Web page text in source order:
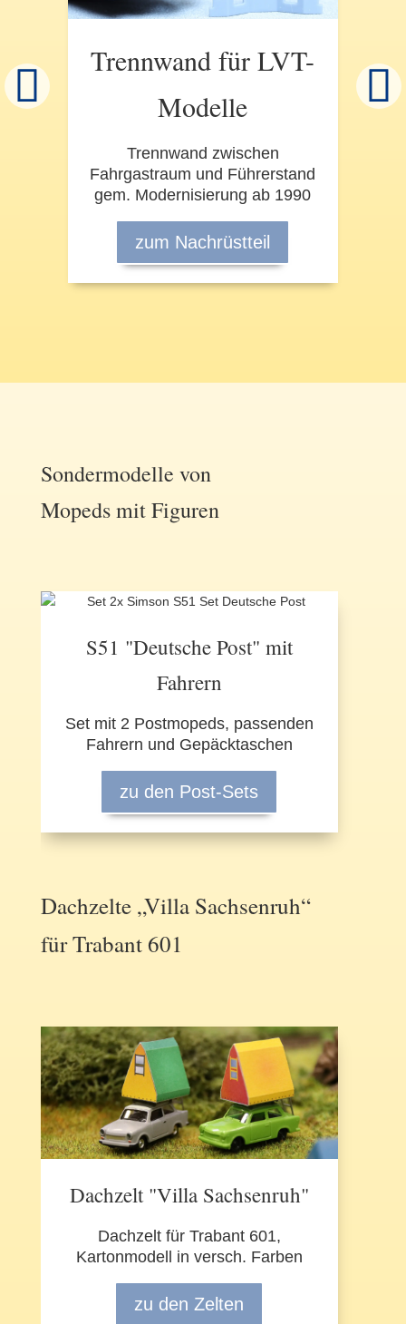
Trennwand für LVT-
Modelle
Trennwand zwischen
Fahrgastraum und Führerstand
gem. Modernisierung ab 1990
zum Nachrüstteil
Sondermodelle von
Mopeds mit Figuren
S51 "Deutsche Post" mit
Fahrern
Set mit 2 Postmopeds, passenden
Fahrern und Gepäcktaschen
zu den Post-Sets
Dachzelte „Villa Sachsenruh“
für Trabant 601
Dachzelt "Villa Sachsenruh"
Dachzelt für Trabant 601,
Kartonmodell in versch. Farben
zu den Zelten